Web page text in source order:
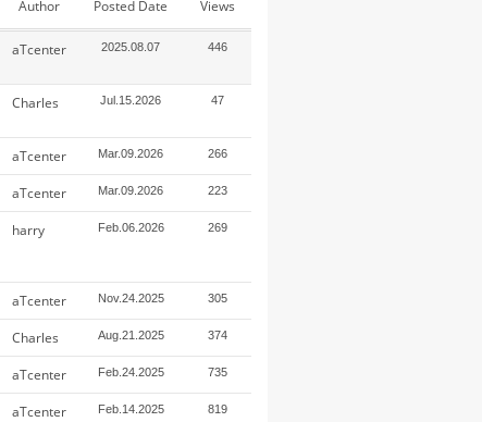
Author Posted Date Views
aTcenter 2025.08.07 446
Charles Jul.15.2026 47
aTcenter Mar.09.2026 266
aTcenter Mar.09.2026 223
harry Feb.06.2026 269
aTcenter Nov.24.2025 305
Charles Aug.21.2025 374
aTcenter Feb.24.2025 735
aTcenter Feb.14.2025 819